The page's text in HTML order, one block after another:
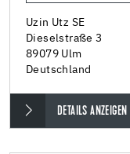
Uzin Utz SE
Dieselstraße 3
89079 Ulm
Deutschland
DETAILS ANZEIGEN